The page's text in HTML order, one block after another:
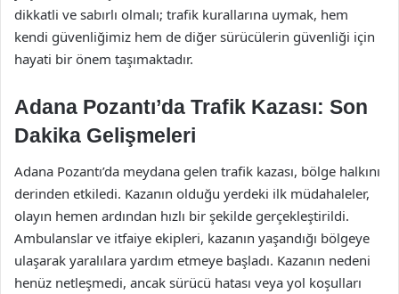
dikkatli ve sabırlı olmalı; trafik kurallarına uymak, hem
kendi güvenliğimiz hem de diğer sürücülerin güvenliği için
hayati bir önem taşımaktadır.
Adana Pozantı’da Trafik Kazası: Son
Dakika Gelişmeleri
Adana Pozantı’da meydana gelen trafik kazası, bölge halkını
derinden etkiledi. Kazanın olduğu yerdeki ilk müdahaleler,
olayın hemen ardından hızlı bir şekilde gerçekleştirildi.
Ambulanslar ve itfaiye ekipleri, kazanın yaşandığı bölgeye
ulaşarak yaralılara yardım etmeye başladı. Kazanın nedeni
henüz netleşmedi, ancak sürücü hatası veya yol koşulları